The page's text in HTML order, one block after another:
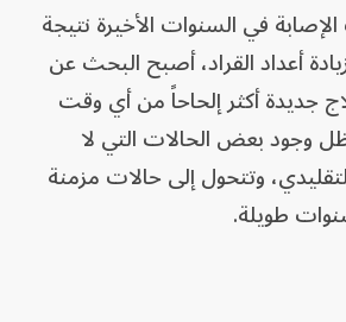
في السنوات الأخيرة نتيجة
أعداد القراد، أصبح البحث عن
جديدة أكثر إلحاحاً من أي وقت
بعض الحالات التي لا
وتتحول إلى حالات مزمنة
طويلة.